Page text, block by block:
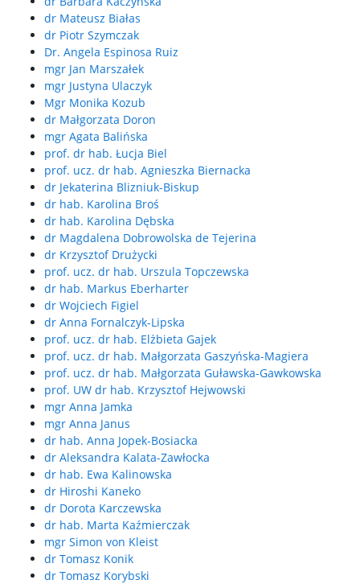
dr Mateusz Białas
dr Piotr Szymczak
Dr. Angela Espinosa Ruiz
mgr Jan Marszałek
mgr Justyna Ulaczyk
Mgr Monika Kozub
dr Małgorzata Doron
mgr Agata Balińska
prof. dr hab. Łucja Biel
prof. ucz. dr hab. Agnieszka Biernacka
dr Jekaterina Blizniuk-Biskup
dr hab. Karolina Broś
dr hab. Karolina Dębska
dr Magdalena Dobrowolska de Tejerina
dr Krzysztof Drużycki
prof. ucz. dr hab. Urszula Topczewska
dr hab. Markus Eberharter
dr Wojciech Figiel
dr Anna Fornalczyk-Lipska
prof. ucz. dr hab. Elżbieta Gajek
prof. ucz. dr hab. Małgorzata Gaszyńska-Magiera
prof. ucz. dr hab. Małgorzata Guławska-Gawkowska
prof. UW dr hab. Krzysztof Hejwowski
mgr Anna Jamka
mgr Anna Janus
dr hab. Anna Jopek-Bosiacka
dr Aleksandra Kalata-Zawłocka
dr hab. Ewa Kalinowska
dr Hiroshi Kaneko
dr Dorota Karczewska
dr hab. Marta Kaźmierczak
mgr Simon von Kleist
dr Tomasz Konik
dr Tomasz Korybski